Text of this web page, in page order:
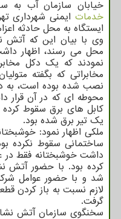
خیابان سازمان آب به سامانه ۱۲۵ سازمان
خدمات ایمنی شهرداری
ایستگاه به محل حادثه
وی با بیان این که آتش
محل می رسند، اظهار
نمودند که یک دکل
مخابراتی که بگفته
نصب شده بوده است، به
محوطه ای که در آن
کابل های برق سقوط
یک تیر برق شده بود.
ملکی اظهار نمود:
ساختمانی سقوط نکرده
داشت خوشبختانه فقط در
کرده بود. با حضور آتش
شد و با حضور عوامل
لازم نسبت به باز کردن
گرفت.
سخنگوی سازمان آتش